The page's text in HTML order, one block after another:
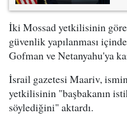
İki Mossad yetkilisinin
güvenlik yapılanması
Gofman ve Netanyahu'ya
İsrail gazetesi Maariv,
yetkilisinin "başbakanın
söylediğini" aktardı.